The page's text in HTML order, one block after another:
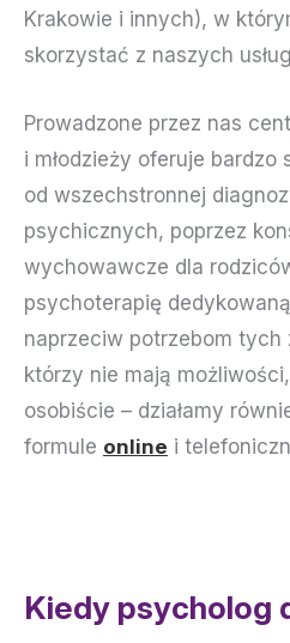
Krakowie i innych), w
skorzystać z naszych
Prowadzone przez nas
i młodzieży oferuje bardzo
od wszechstronnej
psychicznych, poprzez
wychowawcze dla
psychoterapię
naprzeciw potrzebom tych
którzy nie mają
osobiście – działamy
formule online i
Kiedy psycholog